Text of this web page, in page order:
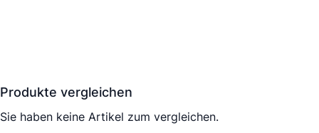
Produkte vergleichen
Sie haben keine Artikel zum vergleichen.